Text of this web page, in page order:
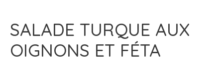
SALADE TURQUE AUX
OIGNONS ET FÉTA